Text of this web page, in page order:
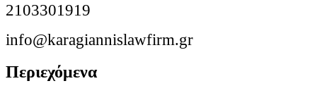
2103301919
info@karagiannislawfirm.gr
Περιεχόμενα